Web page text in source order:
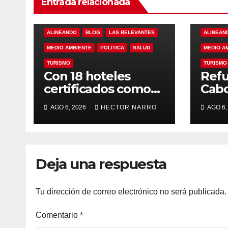
ALINEANDO BLOG LAS RELEVANTES
MEDIO AMBIENTE POLITICA SALUD
TURISMO
Con 18 hoteles
certificados como
refugios
temporales,
Gobierno de Los
garantiza un
AGO 6, 2026 HECTOR NARRO
MEDIO
TURISMO
de
AGO
Deja una respuesta
Tu dirección de correo electrónico no será publicada.
Comentario *